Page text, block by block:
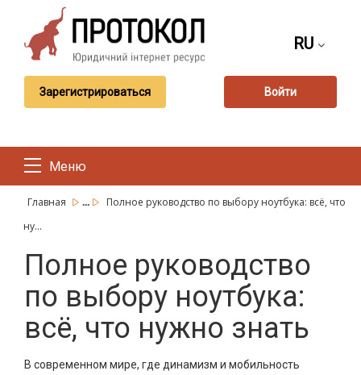
RU
Зарегистрироваться Войти
Меню
Главная ...
Полное руководство по выбору ноутбука: всё, что
ну...
Полное руководство
по выбору ноутбука:
всё, что нужно знать
В современном мире, где динамизм и мобильность